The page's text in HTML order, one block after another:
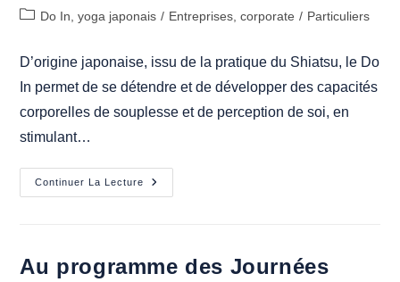
de
publiée :
PostDo In, yoga japonais / Entreprises, corporate / Particuliers
D’origine japonaise, issu de la pratique du Shiatsu, le Do
In permet de se détendre et de développer des capacités
corporelles de souplesse et de perception de soi, en
stimulant…
Continuer La Lecture
Parlons
« Auto-
In
Au programme des Journées